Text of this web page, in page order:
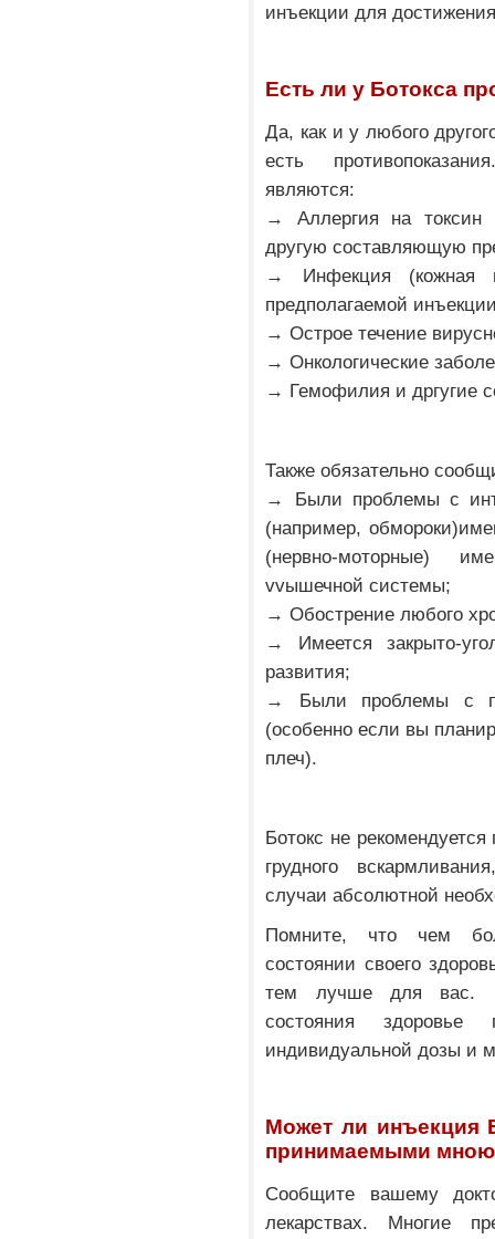
инъекции для
Есть ли у Ботокса
Да, как и у любого
есть
являются:
→ Аллергия на
другую составляющую
→ Инфекция (кожная
предполагаемой
→ Острое течение
→ Онкологические
→ Гемофилия и дргугие
Также обязательно
→ Были проблемы с
(например,
(нервно-моторные)
vvышечной системы;
→ Обострение любого
→ Имеется закрыто-
развития;
→ Были проблемы с
(особенно если вы
плеч).
Ботокс не
грудного
случаи абсолютной
Помните, что чем
состоянии своего
тем лучше для вас.
состояния
индивидуальной дозы и
Может ли инъекция
принимаемыми мною
Сообщите вашему
лекарствах. Многие